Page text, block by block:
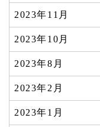
2023年11月
2023年10月
2023年8月
2023年2月
2023年1月